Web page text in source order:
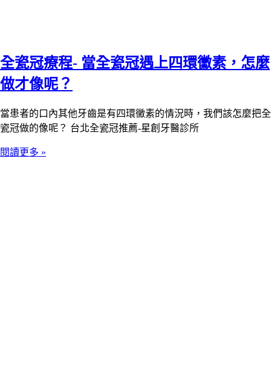
全瓷冠療程- 當全瓷冠遇上四環黴素，怎麼
做才像呢？
當患者的口內其他牙齒是有四環黴素的情況時，我們該怎麼把全
瓷冠做的像呢？ 台北全瓷冠推薦-星創牙醫診所
閱讀更多 »